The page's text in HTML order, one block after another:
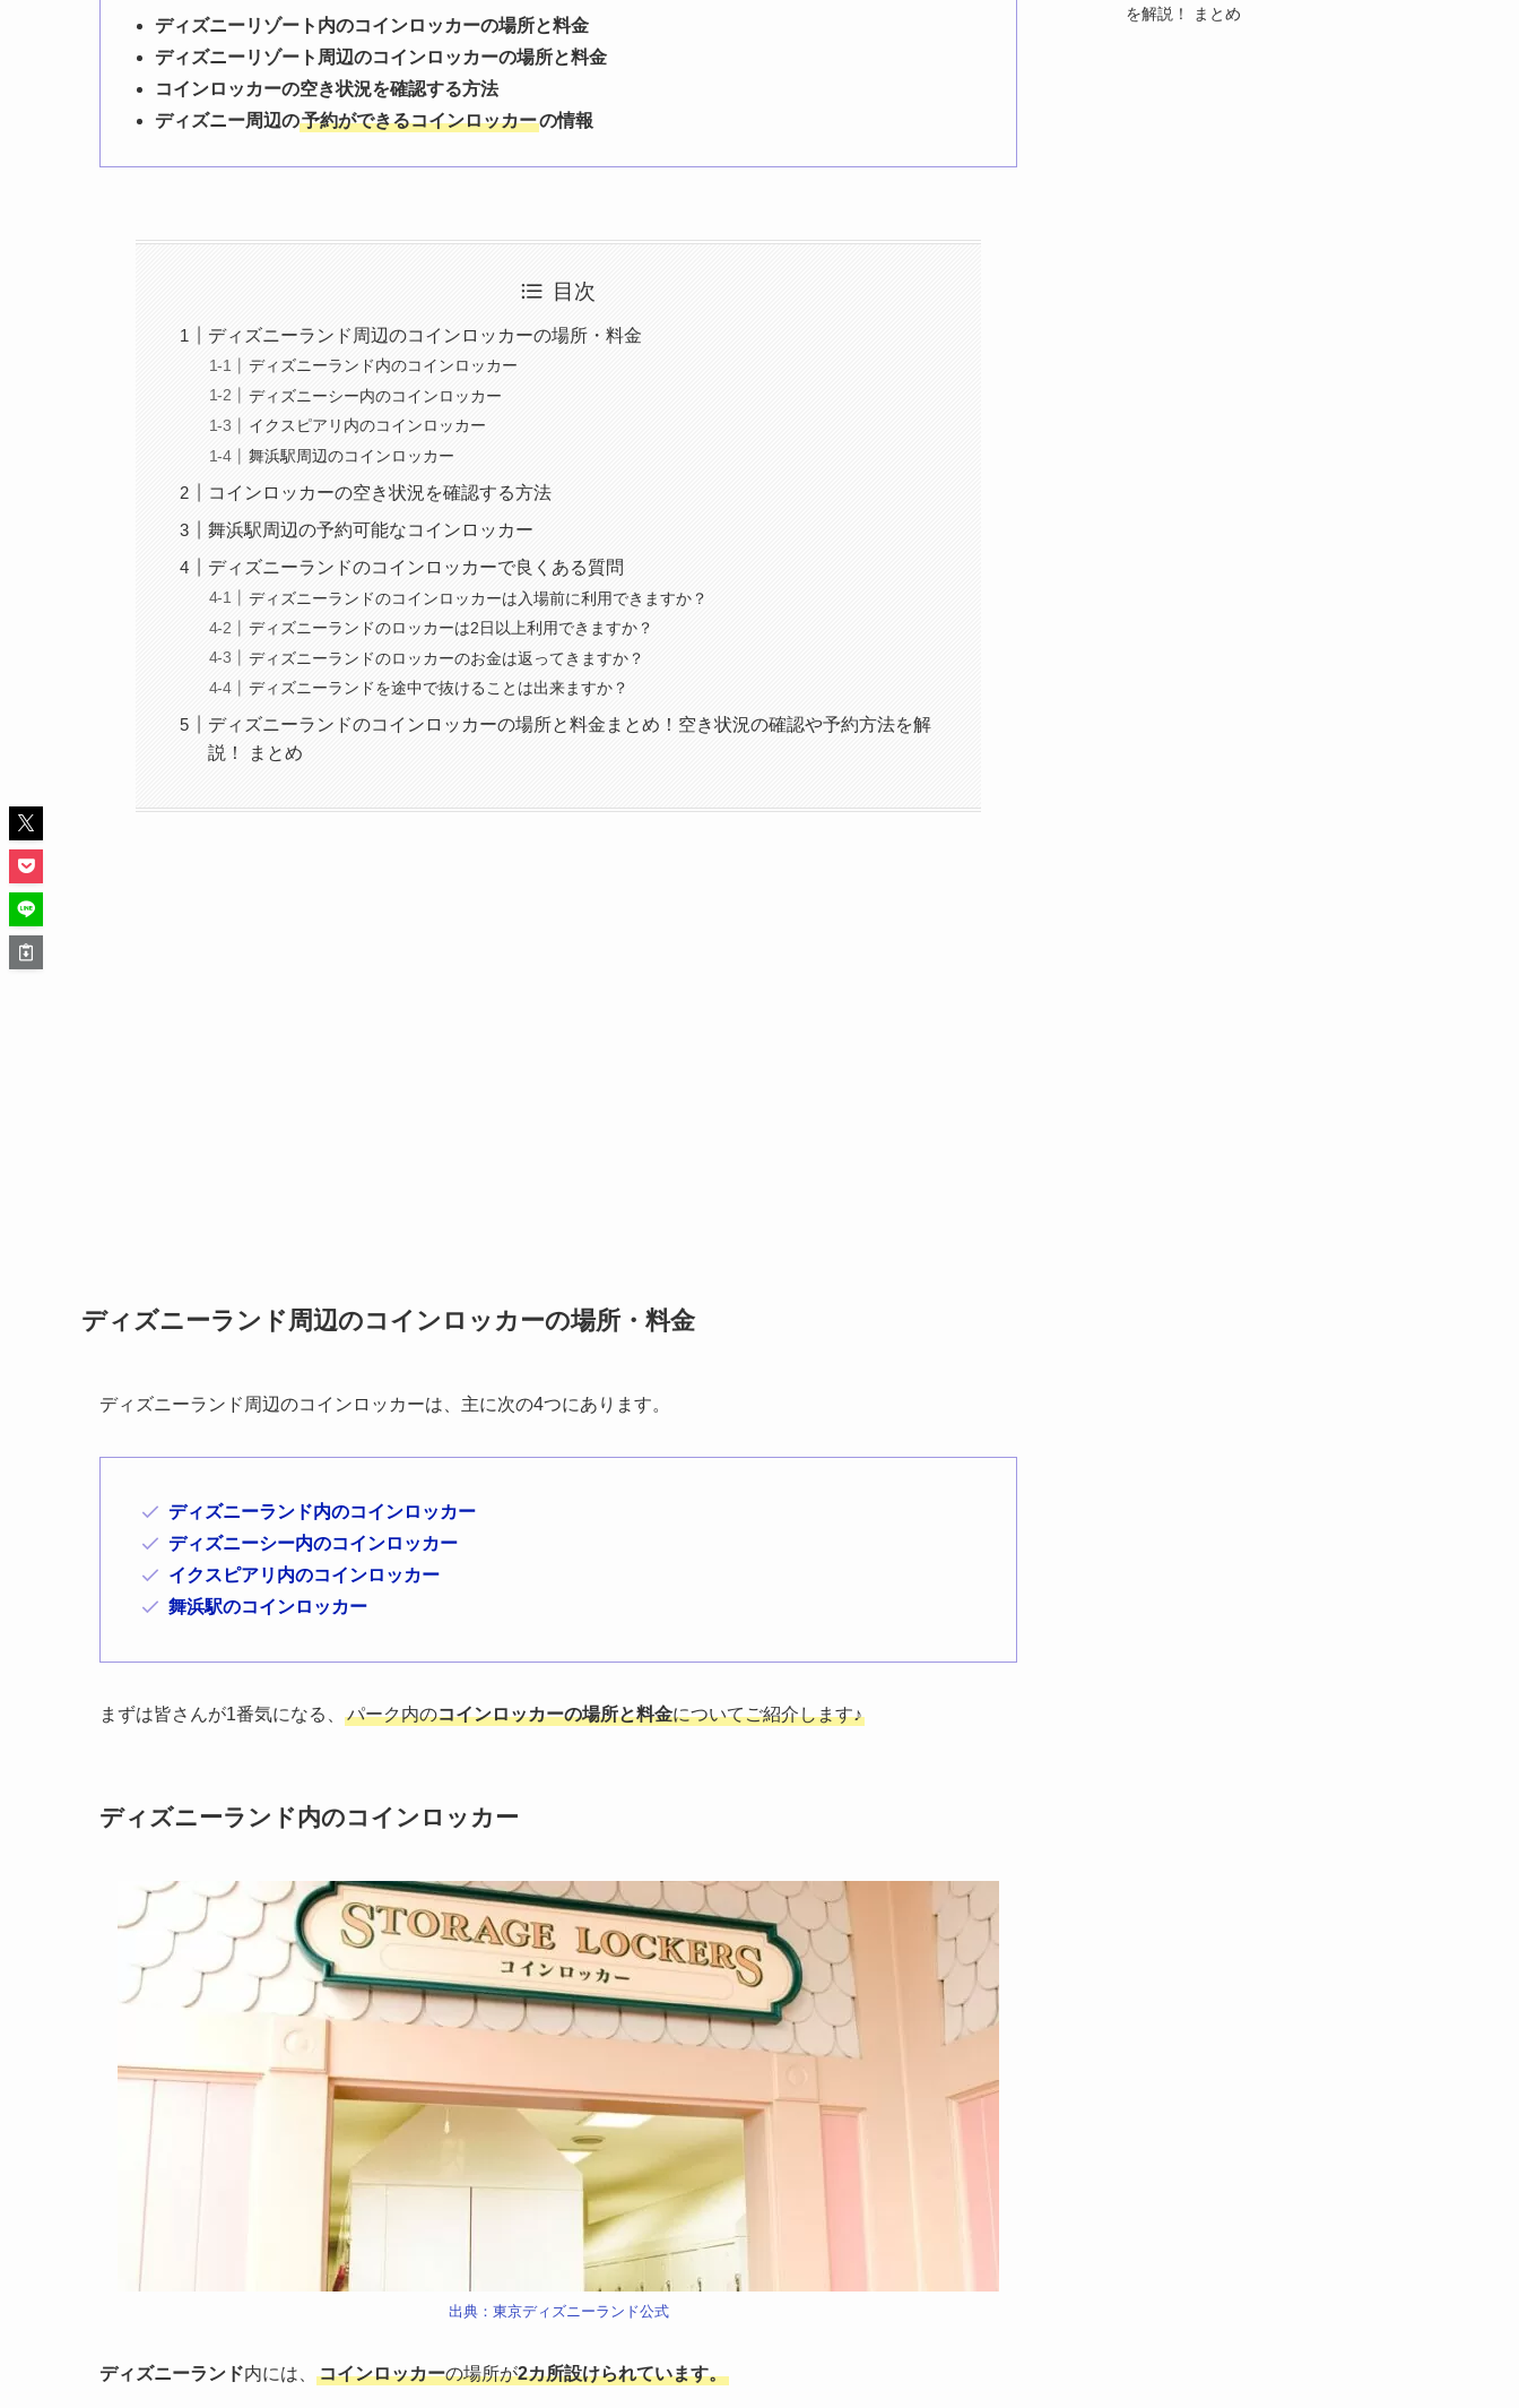
ディズニーリゾート内のコインロッカーの場所と料金
ディズニーリゾート周辺のコインロッカーの場所と料金
コインロッカーの空き状況を確認する方法
ディズニー周辺の予約ができるコインロッカーの情報
目次
ディズニーランド周辺のコインロッカーの場所・料金
ディズニーランド内のコインロッカー
ディズニーシー内のコインロッカー
イクスピアリ内のコインロッカー
舞浜駅周辺のコインロッカー
コインロッカーの空き状況を確認する方法
舞浜駅周辺の予約可能なコインロッカー
ディズニーランドのコインロッカーで良くある質問
ディズニーランドのコインロッカーは入場前に利用できますか？
ディズニーランドのロッカーは2日以上利用できますか？
ディズニーランドのロッカーのお金は返ってきますか？
ディズニーランドを途中で抜けることは出来ますか？
ディズニーランドのコインロッカーの場所と料金まとめ！空き状況の確認や予約方法を解
説！ まとめ
ディズニーランド周辺のコインロッカーの場所・料金
ディズニーランド周辺のコインロッカーは、主に次の4つにあります。
ディズニーランド内のコインロッカー
ディズニーシー内のコインロッカー
イクスピアリ内のコインロッカー
舞浜駅のコインロッカー
まずは皆さんが1番気になる、 パーク内のコインロッカーの場所と料金についてご紹介します♪
ディズニーランド内のコインロッカー
出典：東京ディズニーランド公式
ディズニーランド内には、 コインロッカーの場所が2カ所設けられています。
を解説！ まとめ